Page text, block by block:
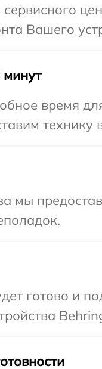
сервисного
Вашего
время
технику
мы
готово и